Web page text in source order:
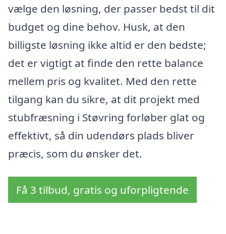
vælge den løsning, der passer bedst til dit
budget og dine behov. Husk, at den
billigste løsning ikke altid er den bedste;
det er vigtigt at finde den rette balance
mellem pris og kvalitet. Med den rette
tilgang kan du sikre, at dit projekt med
stubfræsning i Støvring forløber glat og
effektivt, så din udendørs plads bliver
præcis, som du ønsker det.
Få 3 tilbud, gratis og uforpligtende